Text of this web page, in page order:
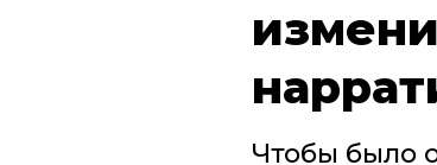
Чтобы было